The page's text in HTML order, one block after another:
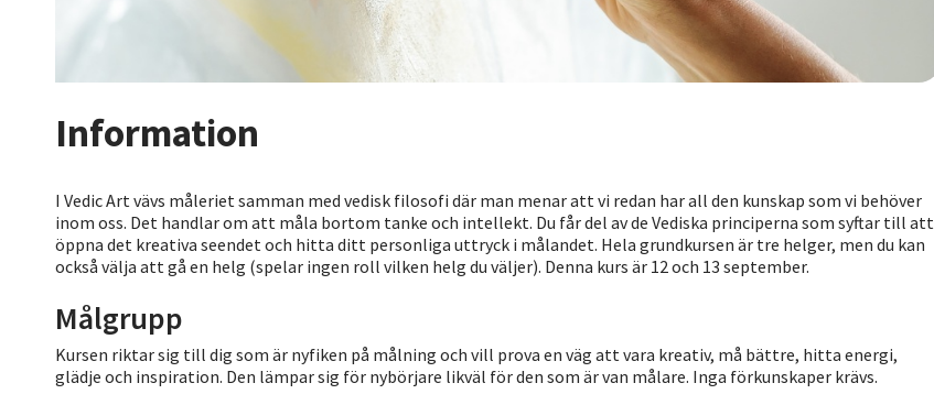
Information
I Vedic Art vävs måleriet samman med vedisk filosofi där man menar att vi redan har all den kunskap som vi behöver
inom oss. Det handlar om att måla bortom tanke och intellekt. Du får del av de Vediska principerna som syftar till att
öppna det kreativa seendet och hitta ditt personliga uttryck i målandet. Hela grundkursen är tre helger, men du kan
också välja att gå en helg (spelar ingen roll vilken helg du väljer). Denna kurs är 12 och 13 september.
Målgrupp
Kursen riktar sig till dig som är nyfiken på målning och vill prova en väg att vara kreativ, må bättre, hitta energi,
glädje och inspiration. Den lämpar sig för nybörjare likväl för den som är van målare. Inga förkunskaper krävs.